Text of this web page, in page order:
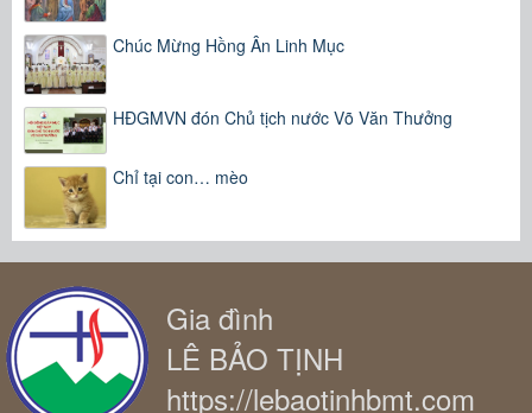
Chúc Mừng Hồng Ân Linh Mục
HĐGMVN đón Chủ tịch nước Võ Văn Thưởng
Chỉ tại con… mèo
Gia đình
LÊ BẢO TỊNH
https://lebaotinhbmt.com